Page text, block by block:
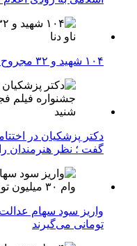
۱۰۴ شهید و ۳۲ مجروح نتیجه حمله آمریکا به ناو دنا
دکتر پزشکیان در
گفت ؛ نظر هنرمندان را
تومانی می‌گیرند